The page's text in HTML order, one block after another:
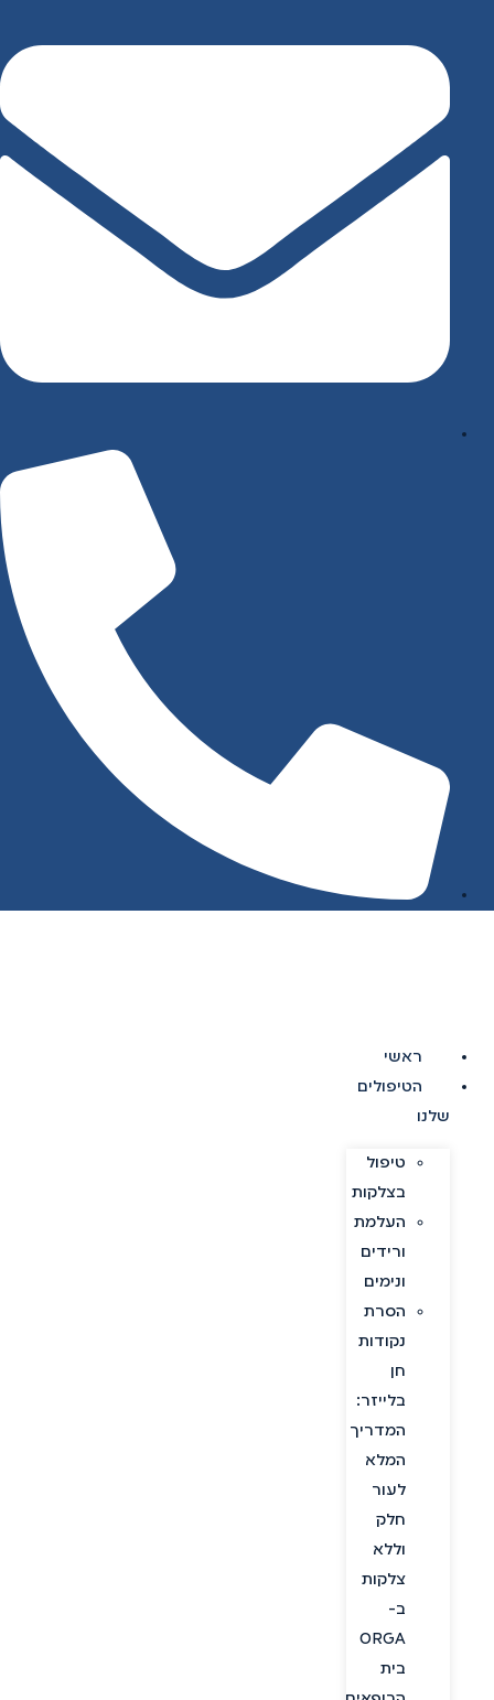
ראשי
הטיפולים
שלנו
טיפול
בצלקות
העלמת
ורידים
ונימים
הסרת
נקודות
חן
בלייזר:
המדריך
המלא
לעור
חלק
וללא
צלקות
ב-
ORGA
בית